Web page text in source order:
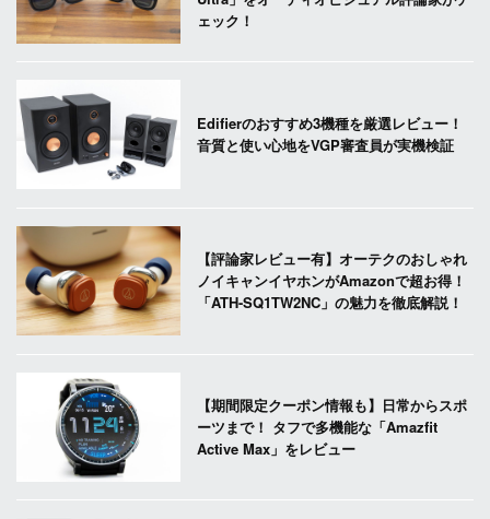
ェック！
Edifierのおすすめ3機種を厳選レビュー！
音質と使い心地をVGP審査員が実機検証
【評論家レビュー有】オーテクのおしゃれ
ノイキャンイヤホンがAmazonで超お得！
「ATH-SQ1TW2NC」の魅力を徹底解説！
【期間限定クーポン情報も】日常からスポ
ーツまで！ タフで多機能な「Amazfit
Active Max」をレビュー